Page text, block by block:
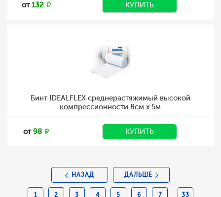
от132 КУПИТЬ
Бинт IDEALFLEX среднерастяжимый высокой
компрессионности 8см х 5м
от98 КУПИТЬ
НАЗАД
1 2 3 4 5 6 7 33
ДАЛЬШЕ